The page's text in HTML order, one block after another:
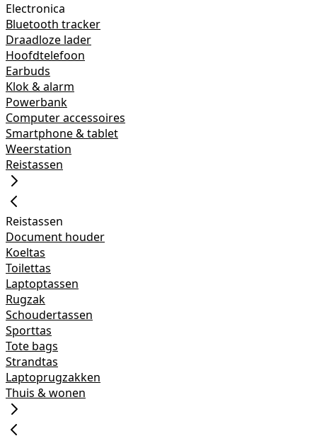
Electronica
Bluetooth tracker
Draadloze lader
Hoofdtelefoon
Earbuds
Klok & alarm
Powerbank
Computer accessoires
Smartphone & tablet
Weerstation
Reistassen
Reistassen
Document houder
Koeltas
Toilettas
Laptoptassen
Rugzak
Schoudertassen
Sporttas
Tote bags
Strandtas
Laptoprugzakken
Thuis & wonen